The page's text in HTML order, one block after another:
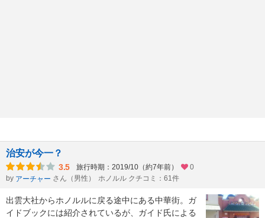
治安が今一？
3.5 旅行時期：2019/10（約7年前）
0
by アーチャー さん（男性） ホノルル クチコミ：61件
出雲大社からホノルルに戻る途中にある中華街。ガ
イドブックには紹介されているが、ガイド氏による